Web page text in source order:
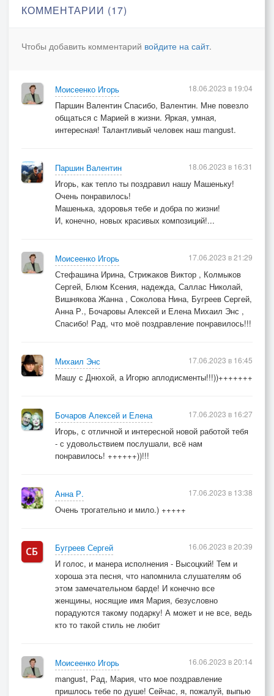
КОММЕНТАРИИ (17)
Чтобы добавить комментарий войдите на сайт.
Моисеенко Игорь
Паршин Валентин Спасибо, Валентин. Мне повезло
общаться с Марией в жизни. Яркая, умная,
интересная! Талантливый человек наш mangust.
18.06.2023 в 19:04
Паршин Валентин
Игорь, как тепло ты поздравил нашу Машеньку!
Очень понравилось!
Машенька, здоровья тебе и добра по жизни!
И, конечно, новых красивых композиций!...
18.06.2023 в 16:31
Моисеенко Игорь
Стефашина Ирина, Стрижаков Виктор , Колмыков
Сергей, Блюм Ксения, надежда, Саллас Николай,
Вишнякова Жанна , Соколова Нина, Бугреев Сергей,
Анна Р., Бочаровы Алексей и Елена Михаил Энс ,
Спасибо! Рад, что моё поздравление понравилось!!!
17.06.2023 в 21:29
Михаил Энс
Машу с Днюхой, а Игорю аплодисменты!!!))+++++++
17.06.2023 в 16:45
Бочаров Алексей и Елена
Игорь, с отличной и интересной новой работой тебя
- с удовольствием послушали, всё нам
понравилось! ++++++))!!!
17.06.2023 в 16:27
Анна Р.
Очень трогательно и мило.) +++++
17.06.2023 в 13:38
Бугреев Сергей
И голос, и манера исполнения - Высоцкий! Тем и
хороша эта песня, что напомнила слушателям об
этом замечательном барде! И конечно все
женщины, носящие имя Мария, безусловно
порадуются такому подарку! А может и не все, ведь
кто то такой стиль не любит
16.06.2023 в 20:39
Моисеенко Игорь
mangust, Рад, Мария, что мое поздравление
пришлось тебе по душе! Сейчас, я, пожалуй, выпью
16.06.2023 в 20:14